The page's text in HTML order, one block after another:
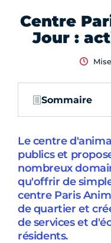
Centre
Jour :
Sommaire
Le centre
publics et
nombreux
qu'offrir de
centre Paris
de quartier et
de services et
résidents.